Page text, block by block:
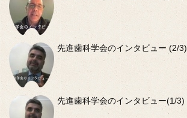
先進歯科学会のインタビュー (2/3)
先進歯科学会のインタビュー(1/3)